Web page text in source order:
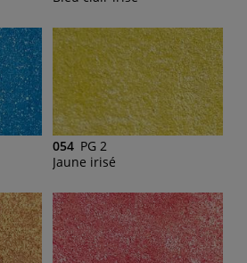
054 PG 2
Jaune irisé